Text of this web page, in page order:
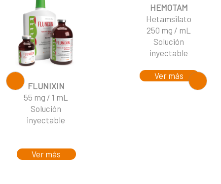
FLUNIXIN
55 mg / 1 mL
Solución
inyectable
Ver más
HEMOTAM
Hetamsilato
250 mg / mL
Solución
inyectable
Ver más